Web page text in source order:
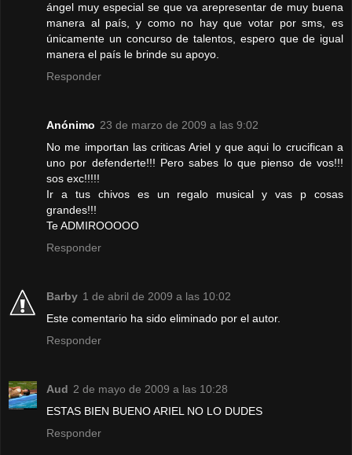
ángel muy especial se que va arepresentar de muy buena
manera al país, y como no hay que votar por sms, es
únicamente un concurso de talentos, espero que de igual
manera el país le brinde su apoyo.
Responder
Anónimo 23 de marzo de 2009 a las 9:02
No me importan las criticas Ariel y que aqui lo crucifican a
uno por defenderte!!! Pero sabes lo que pienso de vos!!!
sos exc!!!!!
Ir a tus chivos es un regalo musical y vas p cosas
grandes!!!
Te ADMIROOOOO
Responder
Barby 1 de abril de 2009 a las 10:02
Este comentario ha sido eliminado por el autor.
Responder
Aud 2 de mayo de 2009 a las 10:28
ESTAS BIEN BUENO ARIEL NO LO DUDES
Responder